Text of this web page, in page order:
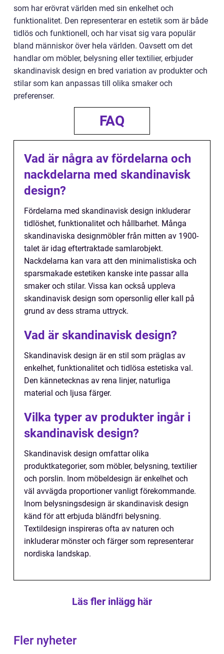
som har erövrat världen med sin enkelhet och
funktionalitet. Den representerar en estetik som är både
tidlös och funktionell, och har visat sig vara populär
bland människor över hela världen. Oavsett om det
handlar om möbler, belysning eller textilier, erbjuder
skandinavisk design en bred variation av produkter och
stilar som kan anpassas till olika smaker och
preferenser.
FAQ
Vad är några av fördelarna och
nackdelarna med skandinavisk
design?
Fördelarna med skandinavisk design inkluderar
tidlöshet, funktionalitet och hållbarhet. Många
skandinaviska designmöbler från mitten av 1900-
talet är idag eftertraktade samlarobjekt.
Nackdelarna kan vara att den minimalistiska och
sparsmakade estetiken kanske inte passar alla
smaker och stilar. Vissa kan också uppleva
skandinavisk design som opersonlig eller kall på
grund av dess strama uttryck.
Vad är skandinavisk design?
Skandinavisk design är en stil som präglas av
enkelhet, funktionalitet och tidlösa estetiska val.
Den kännetecknas av rena linjer, naturliga
material och ljusa färger.
Vilka typer av produkter ingår i
skandinavisk design?
Skandinavisk design omfattar olika
produktkategorier, som möbler, belysning, textilier
och porslin. Inom möbeldesign är enkelhet och
väl avvägda proportioner vanligt förekommande.
Inom belysningsdesign är skandinavisk design
känd för att erbjuda bländfri belysning.
Textildesign inspireras ofta av naturen och
inkluderar mönster och färger som representerar
nordiska landskap.
Läs fler inlägg här
Fler nyheter